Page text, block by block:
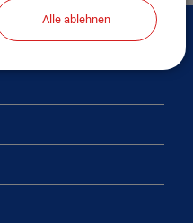
Alle ablehnen